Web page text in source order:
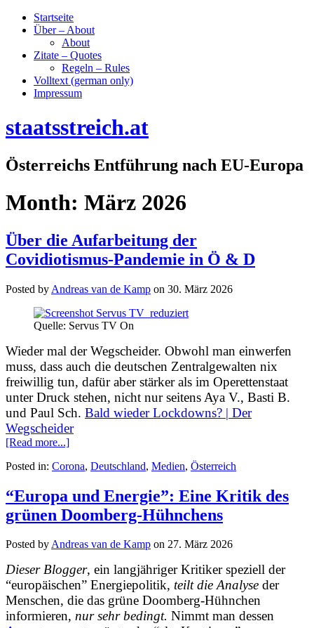
Startseite
Über – About
About
Zitate – Quotes
Regeln – Rules
Volltext (german only)
Impressum
staatsstreich.at
Österreichs Entführung nach EU-Europa
Month: März 2026
Über die Aufarbeitung der
Covidiotismus-Pandemie in Ö & D
Posted by Andreas van de Kamp on 30. März 2026
Quelle: Servus TV On
Wieder mal der Wegscheider. Obwohl man einwerfen
muss, dass auch die deutschen Zentralgewalten nix
freiwillig tun, dafür aber stärker als im Operettenstaat
unter Druck stehen, nicht nur seitens Aya V., Basti B.
und Paul Sch. Bald wieder Lockdowns? | Der
Wegscheider
[Read more...]
Posted in: Corona, Deutschland, Medien, Österreich
“Europa und Energie”: Eine Kritik des
grünen Doomberg-Hühnchens
Posted byAndreas van de Kamp on 27. März 2026
Dieser Blogger, ein langjähriger Kritiker speziell der
“europäischen” Energiepolitik, teilt die Analyse der
Menschen, die das grüne Doomberg-Hühnchen
informieren, nur sehr bedingt. Nimmt man dessen